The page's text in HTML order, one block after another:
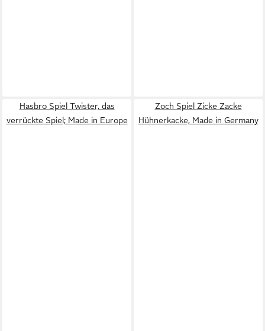
Hasbro Spiel Twister, das
verrückte Spiel; Made in Europe
Zoch Spiel Zicke Zacke
Hühnerkacke, Made in Germany